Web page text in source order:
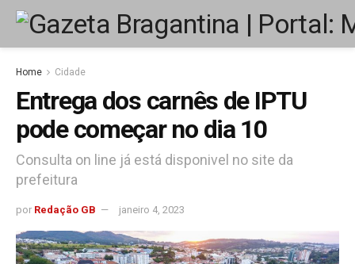
Home Cidade
Entrega dos carnês de IPTU
pode começar no dia 10
Consulta on line já está disponivel no site da
prefeitura
por Redação GB janeiro 4, 2023